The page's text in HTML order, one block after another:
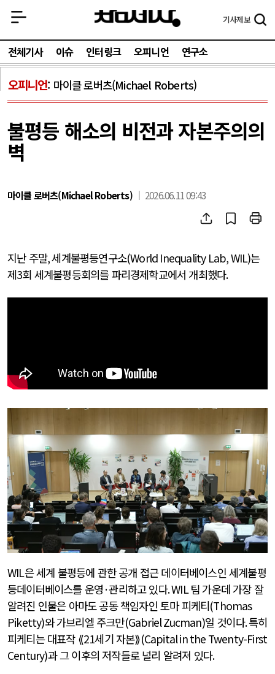
기사제보
전체기사 이슈 인터링크 오피니언 연구소
오피니언 마이클 로버츠(Michael Roberts)
불평등 해소의 비전과 자본주의의
벽
마이클 로버츠(Michael Roberts) 2026.06.11 09:43
지난 주말,세계불평등연구소(World Inequality Lab, WIL)는
제3회 세계불평등회의를 파리경제학교에서 개최했다.
WIL은 세계 불평등에 관한 공개 접근 데이터베이스인 세계불평
등데이터베이스를 운영 ·관리하고 있다. WIL팀 가운데 가장 잘
알려진 인물은 아마도 공동 책임자인 토마 피케티(Thomas
Piketty)와 가브리엘 주크만(Gabriel Zucman)일 것이다.특히
피케티는 대표작 ⟪21세기 자본⟫(Capital in the Twenty-First
Century)과 그 이후의 저작들로 널리 알려져 있다.